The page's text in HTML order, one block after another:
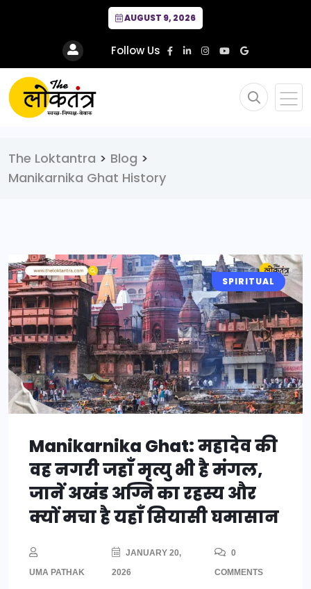
AUGUST 9, 2026
Follow Us
The Loktantra > Blog >
Manikarnika Ghat History
SPIRITUAL
Manikarnika Ghat: महादेव की
वह नगरी जहाँ मृत्यु भी है मंगल,
जानें अखंड अग्नि का रहस्य और
क्यों मचा है यहाँ सियासी घमासान
UMA PATHAK
JANUARY 20,
2026
0
COMMENTS